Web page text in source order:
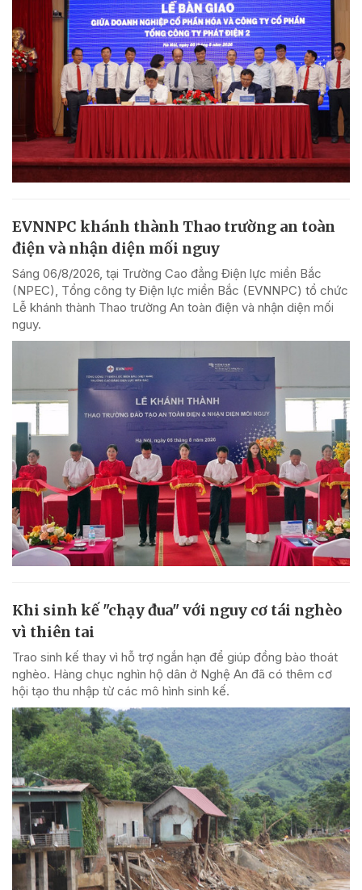
EVNNPC khánh thành Thao trường an toàn
điện và nhận diện mối nguy
Sáng 06/8/2026, tại Trường Cao đẳng Điện lực miền Bắc
(NPEC), Tổng công ty Điện lực miền Bắc (EVNNPC) tổ chức
Lễ khánh thành Thao trường An toàn điện và nhận diện mối
nguy.
Khi sinh kế "chạy đua" với nguy cơ tái nghèo
vì thiên tai
Trao sinh kế thay vì hỗ trợ ngắn hạn để giúp đồng bào thoát
nghèo. Hàng chục nghìn hộ dân ở Nghệ An đã có thêm cơ
hội tạo thu nhập từ các mô hình sinh kế.